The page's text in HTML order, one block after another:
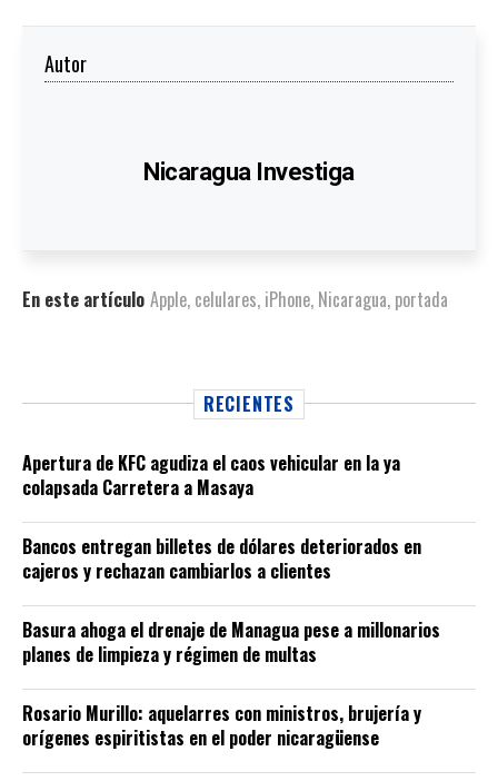
Autor
Nicaragua Investiga
En este artículo Apple, celulares, iPhone, Nicaragua, portada
RECIENTES
Apertura de KFC agudiza el caos vehicular en la ya
colapsada Carretera a Masaya
Bancos entregan billetes de dólares deteriorados en
cajeros y rechazan cambiarlos a clientes
Basura ahoga el drenaje de Managua pese a millonarios
planes de limpieza y régimen de multas
Rosario Murillo: aquelarres con ministros, brujería y
orígenes espiritistas en el poder nicaragüense